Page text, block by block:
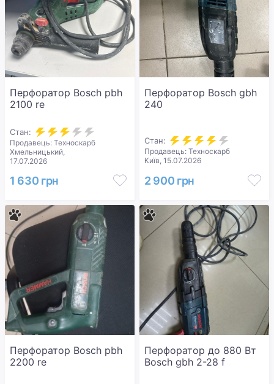
Перфоратор Bosch pbh
2100 re
Стан:
Продавець: Техноскарб
Хмельницький,
17.07.2026
1 630 грн
Перфоратор Bosch gbh
240
Стан:
Продавець: Техноскарб
Київ, 15.07.2026
2 900 грн
Перфоратор Bosch pbh
2200 re
Перфоратор до 880 Вт
Bosch gbh 2-28 f